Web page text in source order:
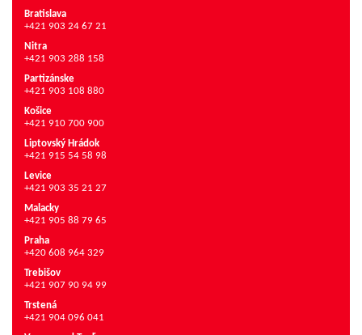
Bratislava
+421 903 24 67 21
Nitra
+421 903 288 158
Partizánske
+421 903 108 880
Košice
+421 910 700 900
Liptovský Hrádok
+421 915 54 58 98
Levice
+421 903 35 21 27
Malacky
+421 905 88 79 65
Praha
+420 608 964 329
Trebišov
+421 907 90 94 99
Trstená
+421 904 096 041